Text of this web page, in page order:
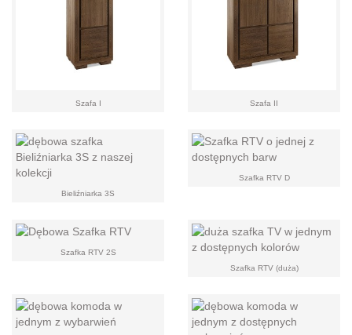
Szafa I Szafa II
Bieliźniarka 3S
Szafka RTV D
Szafka RTV 2S
Szafka RTV (duża)